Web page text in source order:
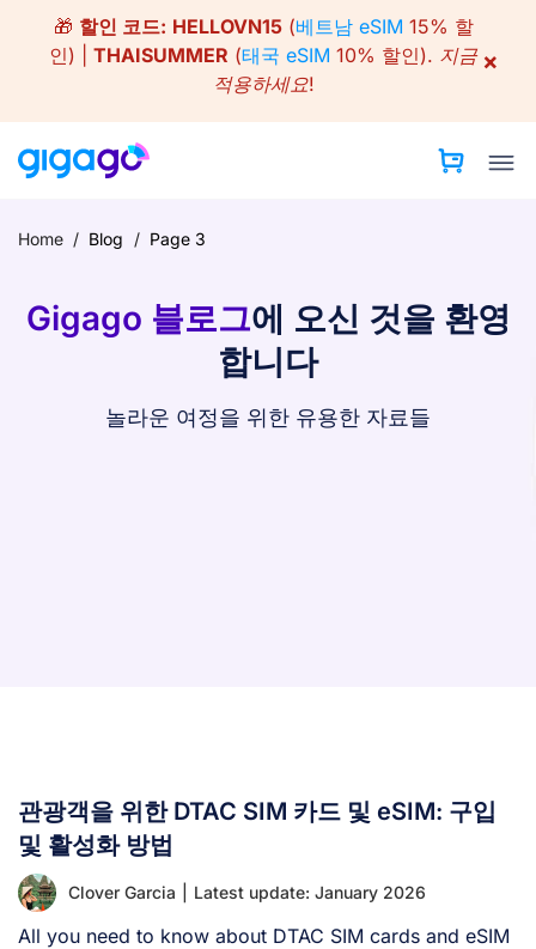
content
🎁 할인 코드: HELLOVN15(베트남 eSIM 15% 할
인) | THAISUMMER (태국 eSIM 10% 할인). 지금
적용하세요!
×
Home / Blog / Page 3
Gigago 블로그에 오신 것을 환영
합니다
놀라운 여정을 위한 유용한 자료들
관광객을 위한 DTAC SIM 카드 및 eSIM: 구입
및 활성화 방법
Clover Garcia Latest update: January 2026
All you need to know about DTAC SIM cards and eSIM